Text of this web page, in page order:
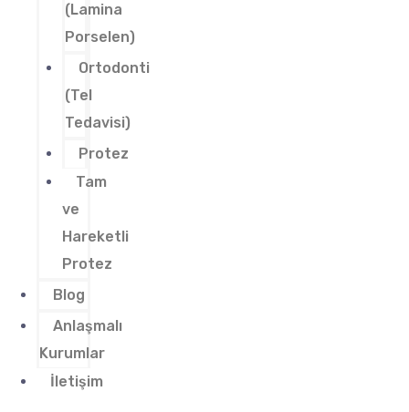
(Lamina
Porselen)
Ortodonti
(Tel
Tedavisi)
Protez
Tam
ve
Hareketli
Protez
Blog
Anlaşmalı
Kurumlar
İletişim